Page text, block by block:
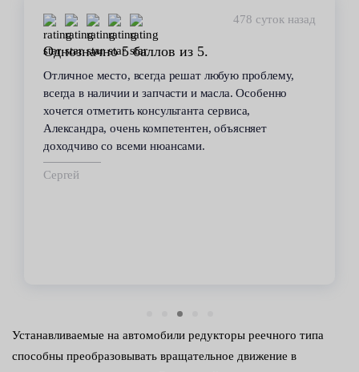
478 суток назад
Однозначно 5 баллов из 5.
Отличное место, всегда решат любую проблему,
всегда в наличии и запчасти и масла. Особенно
хочется отметить консультанта сервиса,
Александра, очень компетентен, объясняет
доходчиво со всеми нюансами.
Сергей
Устанавливаемые на автомобили редукторы реечного типа
способны преобразовывать вращательное движение в